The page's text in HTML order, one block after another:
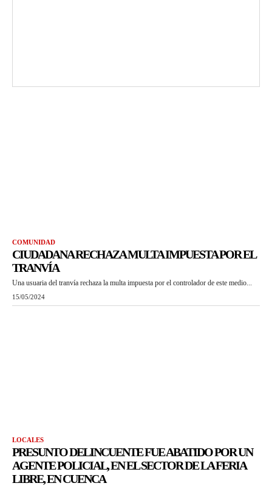
COMUNIDAD
CIUDADANA RECHAZA MULTA IMPUESTA POR EL
TRANVÍA
Una usuaria del tranvía rechaza la multa impuesta por el controlador de este medio...
15/05/2024
LOCALES
PRESUNTO DELINCUENTE FUE ABATIDO POR UN
AGENTE POLICIAL, EN EL SECTOR DE LA FERIA
LIBRE, EN CUENCA